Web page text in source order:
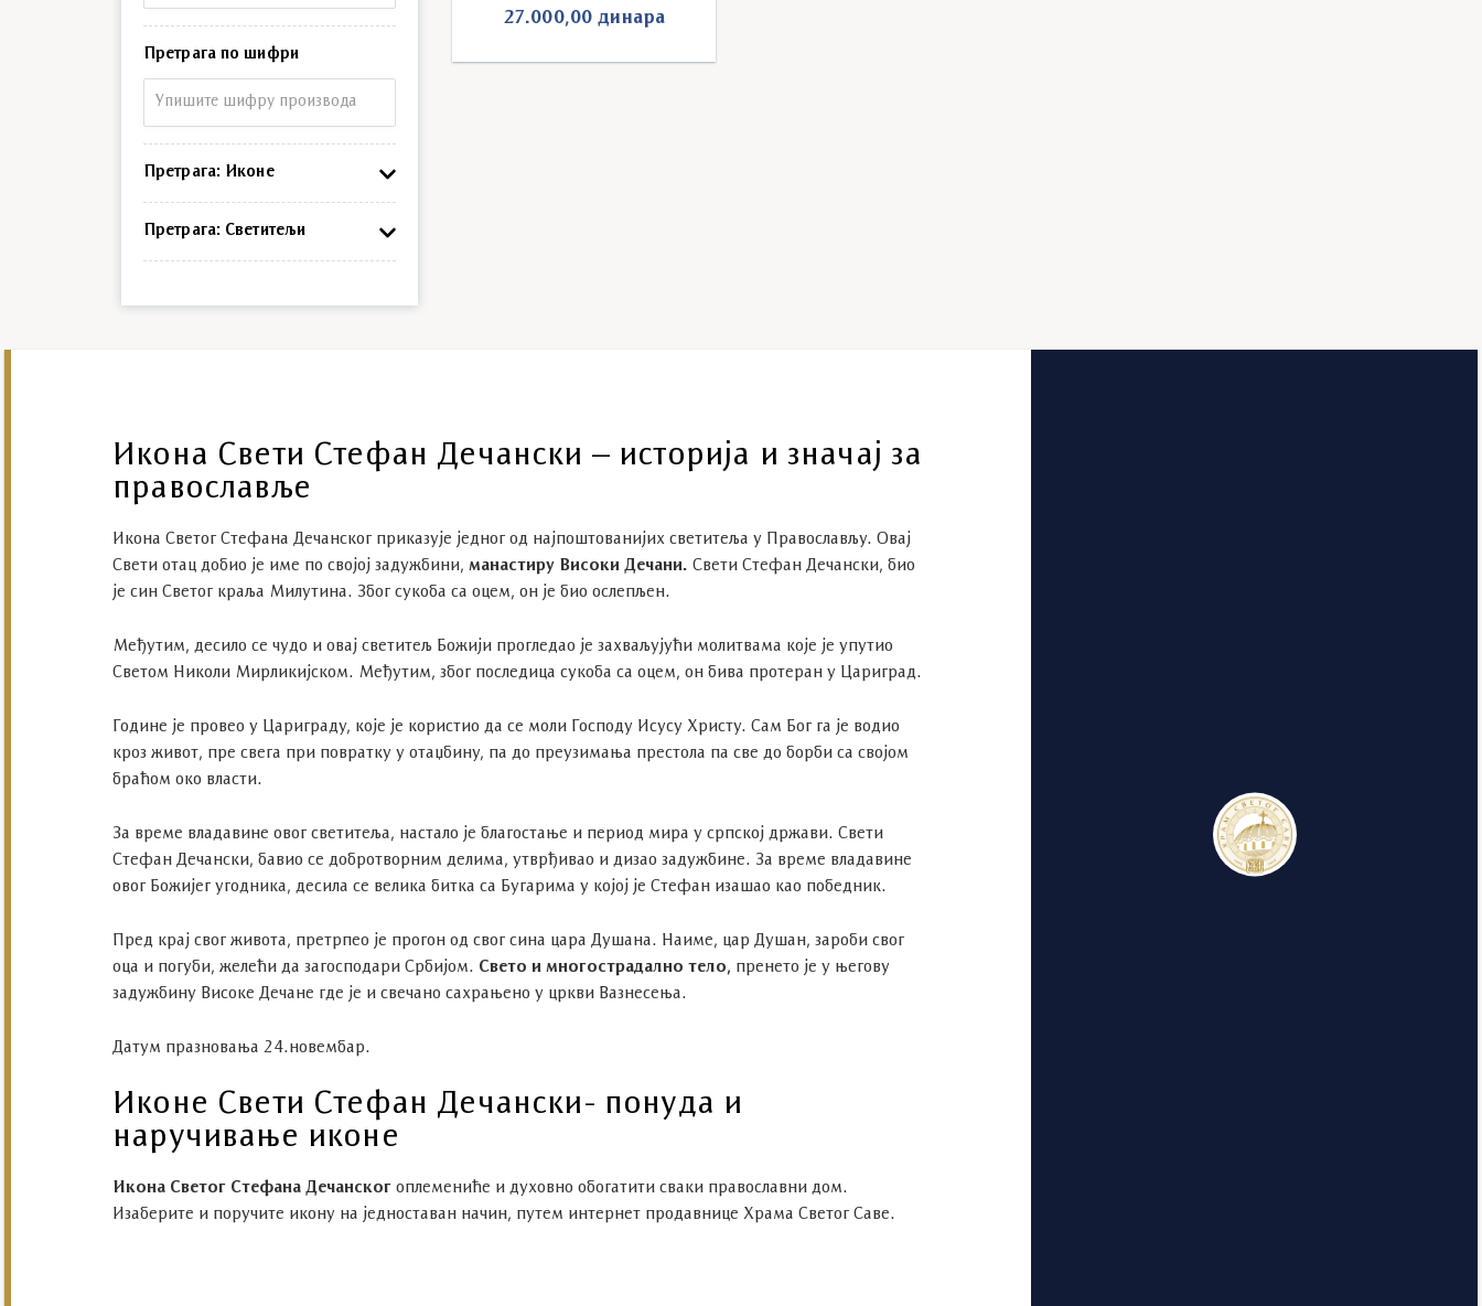
Претрага по шифри
Претрага по шифри
Претрага: Иконе
Претрага: Светитељи
27.000,00динара
Икона Свети Стефан Дечански – историја и значај за
православље
Икона Светог Стефана Дечанског приказује једног од најпоштованијих светитеља у Православљу. Овај
Свети отац добио је име по својој задужбини, манастиру Високи Дечани. Свети Стефан Дечански, био
је син Светог краља Милутина. Због сукоба са оцем, он је био ослепљен.
Међутим, десило се чудо и овај светитељ Божији прогледао је захваљујући молитвама које је упутио
Светом Николи Мирликијском. Међутим, због последица сукоба са оцем, он бива протеран у Цариград.
Године је провео у Цариграду, које је користио да се моли Господу Исусу Христу. Сам Бог га је водио
кроз живот, пре свега при повратку у отаџбину, па до преузимања престола па све до борби са својом
браћом око власти.
За време владавине овог светитеља, настало је благостање и период мира у српској држави. Свети
Стефан Дечански, бавио се добротворним делима, утврђивао и дизао задужбине. За време владавине
овог Божијег угодника, десила се велика битка са Бугарима у којој је Стефан изашао као победник.
Пред крај свог живота, претрпео је прогон од свог сина цара Душана. Наиме, цар Душан, зароби свог
оца и погуби, желећи да загосподари Србијом. Свето и многострадално тело, пренето је у његову
задужбину Високе Дечане где је и свечано сахрањено у цркви Вазнесења.
Датум празновања 24.новембар.
Иконе Свети Стефан Дечански- понуда и
наручивање иконе
Икона Светог Стефана Дечанског оплемениће и духовно обогатити сваки православни дом.
Изаберите и поручите икону на једноставан начин, путем интернет продавнице Храма Светог Саве.